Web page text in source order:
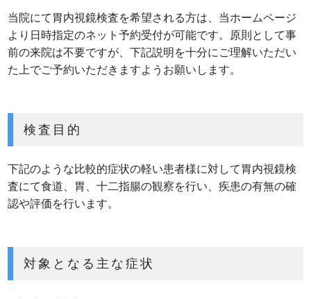
当院にて胃内視鏡検査を希望される方は、当ホームページ
より日時指定のネット予約受付が可能です。原則として事
前の来院は不要ですが、下記説明を十分にご理解いただい
た上でご予約いただきますようお願いします。
検査目的
下記のような比較的症状の軽い患者様に対して胃内視鏡検
査にて食道、胃、十二指腸の観察を行い、疾患の有無の確
認や評価を行います。
対象となる主な症状